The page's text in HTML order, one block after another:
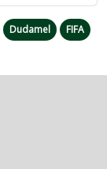
Dudamel
FIFA